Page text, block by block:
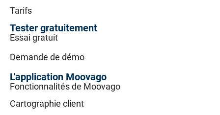
Tarifs
Tester gratuitement
Essai gratuit
Demande de démo
L'application Moovago
Fonctionnalités de Moovago
Cartographie client